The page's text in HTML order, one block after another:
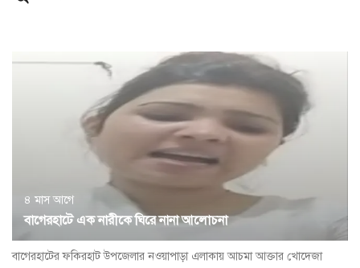
o
৪ মাস আগে
বাগেরহাটে এক নারীকে ঘিরে নানা আলোচনা
বাগেরহাটের ফকিরহাট উপজেলার নওয়াপাড়া এলাকায় আচমা আক্তার খোদেজা